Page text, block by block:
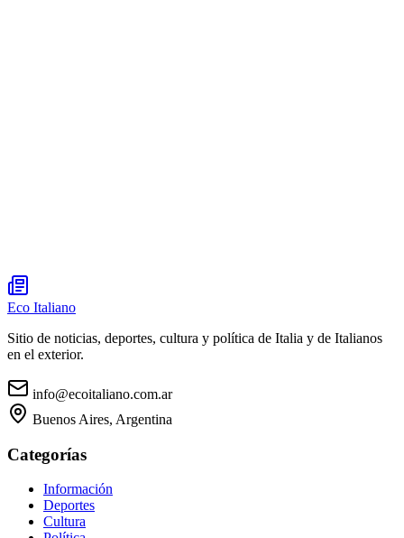
Eco Italiano
Sitio de noticias, deportes, cultura y política de Italia y de Italianos
en el exterior.
info@ecoitaliano.com.ar
Buenos Aires, Argentina
Categorías
Información
Deportes
Cultura